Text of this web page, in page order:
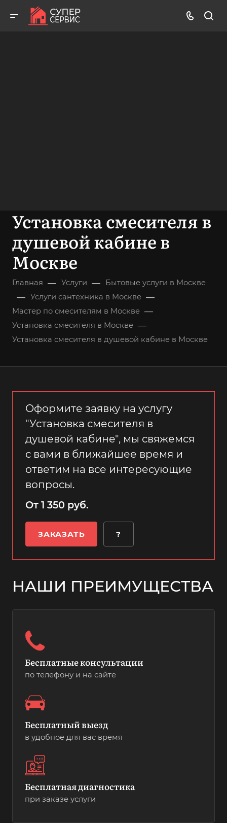
Установка смесителя в
душевой кабине в
Москве
Главная — Услуги — Бытовые услуги в Москве
— Услуги сантехника в Москве —
Мастер по смесителям в Москве —
Установка смесителя в Москве —
Установка смесителя в душевой кабине в Москве
Оформите заявку на услугу
"Установка смесителя в
душевой кабине", мы свяжемся
с вами в ближайшее время и
ответим на все интересующие
вопросы.
От 1 350 руб.
ЗАКАЗАТЬ ?
НАШИ ПРЕИМУЩЕСТВА
Бесплатные консультации
по телефону и на сайте
Бесплатный выезд
в удобное для вас время
Бесплатная диагностика
при заказе услуги